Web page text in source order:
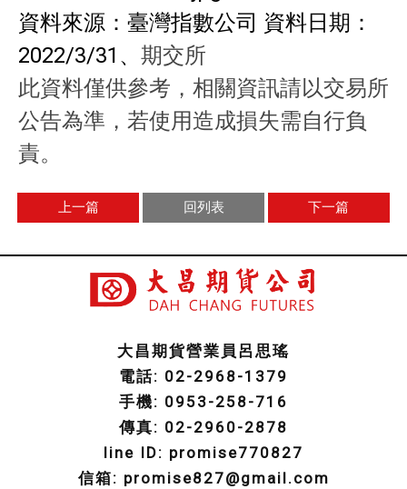
資料來源：臺灣指數公司 資料日期：
2022/3/31、 期交所
此資料僅供參考，相關資訊請以交易所
公告為準，若使用造成損失需自行負
責。
上一篇 回列表 下一篇
大昌期貨營業員呂思瑤
電話: 02-2968-1379
手機: 0953-258-716
傳真: 02-2960-2878
line ID: promise770827
信箱: promise827@gmail.com